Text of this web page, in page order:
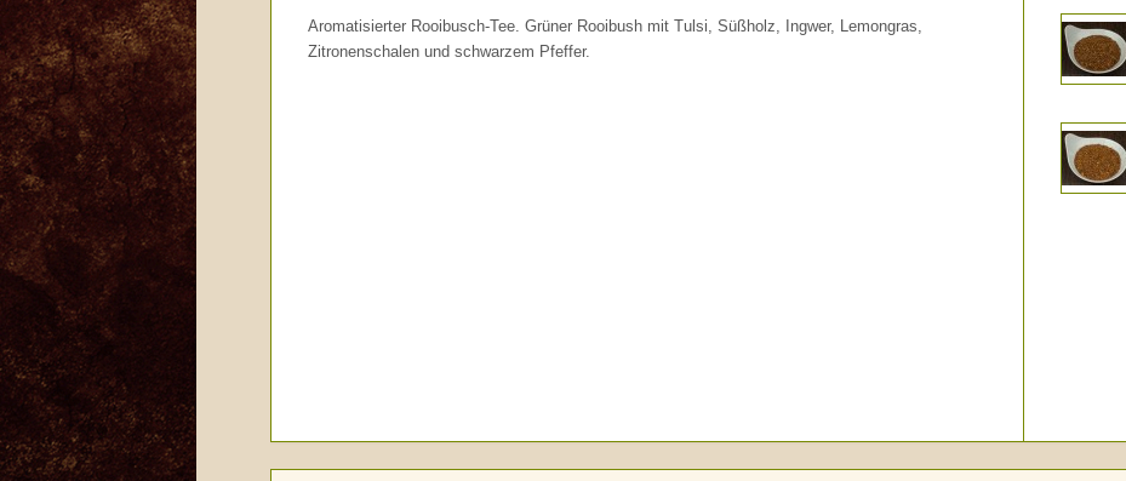
Aromatisierter Rooibusch-Tee. Grüner Rooibush mit Tulsi, Süßholz, Ingwer, Lemongras,
Zitronenschalen und schwarzem Pfeffer.